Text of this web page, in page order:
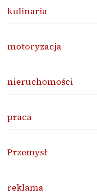
kulinaria
motoryzacja
nieruchomości
praca
Przemysł
reklama